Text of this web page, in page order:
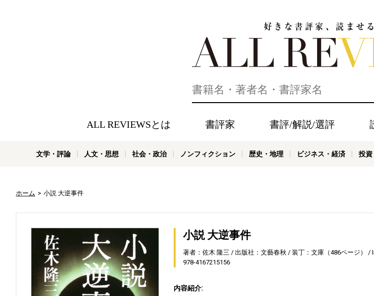
ALL REVIEWSとは 書評家 書評/解説/選評
文学・評論 人文・思想 社会・政治 ノンフィクション 歴史・地理 ビジネス・経済 投資
ホーム 小説 大逆事件
小説 大逆事件
著者：佐木 隆三 出版社：文藝春秋 装丁：文庫（486ページ）
978-4167215156
内容紹介: